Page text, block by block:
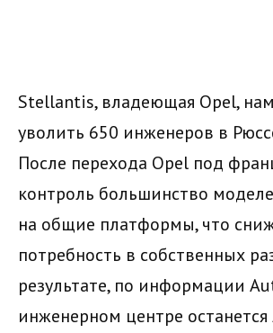
Stellantis, владеющая Opel,
уволить 650 инженеров в
После перехода Opel под
контроль большинство
на общие платформы, что
потребность в собственных
результате, по информации
инженерном центре